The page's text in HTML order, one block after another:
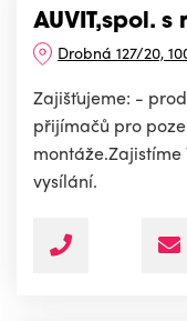
AUVIT,spol. s
Drobná 127/20,
Zajišťujeme: -
přijímačů pro
vysílání.